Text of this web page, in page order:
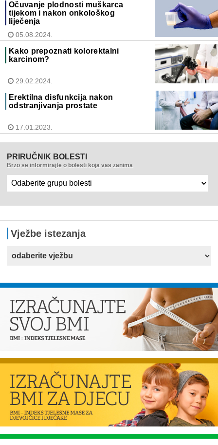
Očuvanje plodnosti muškarca
tijekom i nakon onkološkog
liječenja
05.08.2024.
Kako prepoznati kolorektalni
karcinom?
29.02.2024.
Erektilna disfunkcija nakon
odstranjivanja prostate
17.01.2023.
PRIRUČNIK BOLESTI
Brzo se informirajte o bolesti koja vas zanima
Vježbe istezanja